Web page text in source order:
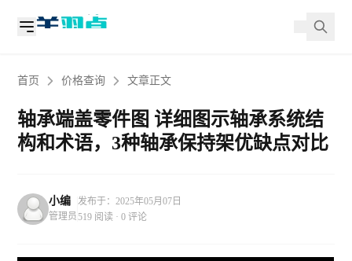
首页 价格查询 文章正文
轴承端盖零件图 详细图示轴承系统结
构和术语，3种轴承保持架优缺点对比
小编
管理员
发布于：2025年05月07日
519 阅读 · 0 评论